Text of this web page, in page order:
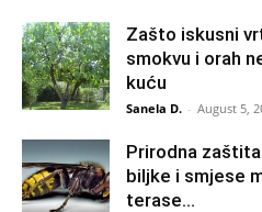
Zašto iskusni
smokvu i orah
kuću
Sanela D. - August 5,
Prirodna
biljke i smjese
terase...